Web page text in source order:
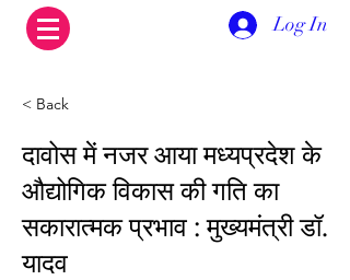
Log In
< Back
दावोस में नजर आया मध्यप्रदेश के
औद्योगिक विकास की गति का
सकारात्मक प्रभाव : मुख्यमंत्री डॉ.
यादव